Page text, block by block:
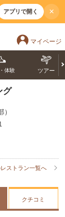
アプリで開く ×
マイページ
体験 ツアー
グ
ストラン一覧へ
クチコミ